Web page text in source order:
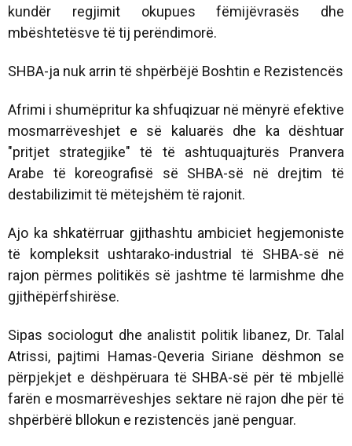
kundër regjimit okupues fëmijëvrasës dhe
mbështetësve të tij perëndimorë.
SHBA-ja nuk arrin të shpërbëjë Boshtin e Rezistencës
Afrimi i shumëpritur ka shfuqizuar në mënyrë efektive
mosmarrëveshjet e së kaluarës dhe ka dështuar
"pritjet strategjike" të të ashtuquajturës Pranvera
Arabe të koreografisë së SHBA-së në drejtim të
destabilizimit të mëtejshëm të rajonit.
Ajo ka shkatërruar gjithashtu ambiciet hegjemoniste
të kompleksit ushtarako-industrial të SHBA-së në
rajon përmes politikës së jashtme të larmishme dhe
gjithëpërfshirëse.
Sipas sociologut dhe analistit politik libanez, Dr. Talal
Atrissi, pajtimi Hamas-Qeveria Siriane dëshmon se
përpjekjet e dëshpëruara të SHBA-së për të mbjellë
farën e mosmarrëveshjes sektare në rajon dhe për të
shpërbërë bllokun e rezistencës janë penguar.